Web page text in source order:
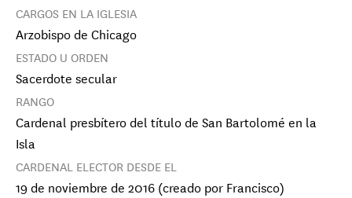
CARGOS EN LA IGLESIA
Arzobispo de Chicago
ESTADO U ORDEN
Sacerdote secular
RANGO
Cardenal presbítero del título de San Bartolomé en la
Isla
CARDENAL ELECTOR DESDE EL
19 de noviembre de 2016 (creado por Francisco)